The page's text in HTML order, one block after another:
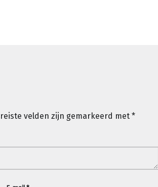
velden zijn gemarkeerd met *